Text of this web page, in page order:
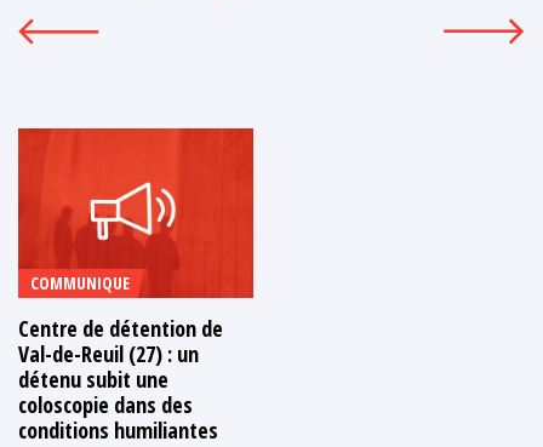
COMMUNIQUE
Centre de détention de
Val-de-Reuil (27) : un
détenu subit une
coloscopie dans des
conditions humiliantes